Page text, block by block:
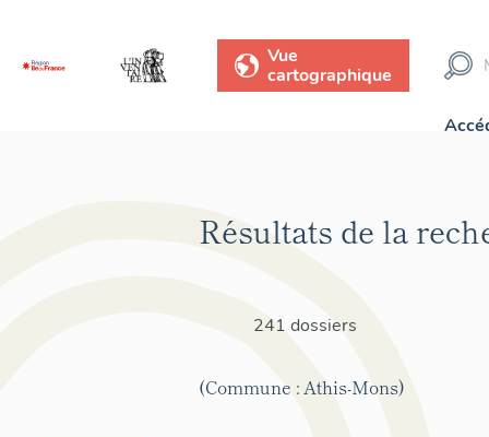
Vue
cartographique
Résultats de la
241 dossiers
(Commune : Athis-Mons)